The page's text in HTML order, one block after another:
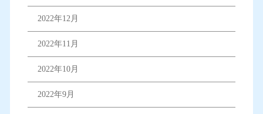
2022年12月
2022年11月
2022年10月
2022年9月